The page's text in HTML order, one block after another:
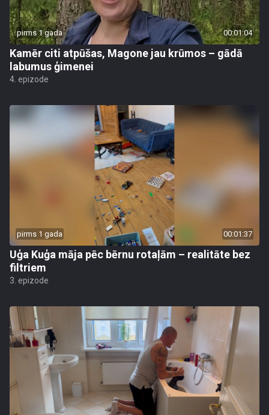
pirms 1 gada 00:01:04
Kamēr citi atpūšas, Magone jau krūmos – gādā
labumus ģimenei
4. epizode
pirms 1 gada 00:01:37
Uģa Kuģa māja pēc bērnu rotaļām – realitāte bez
filtriem
3. epizode